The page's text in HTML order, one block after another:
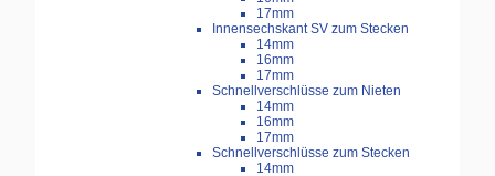
17mm
Innensechskant SV zum Stecken
14mm
16mm
17mm
Schnellverschlüsse zum Nieten
14mm
16mm
17mm
Schnellverschlüsse zum Stecken
14mm